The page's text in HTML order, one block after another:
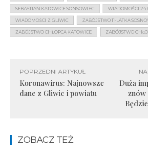
SEBASTIAN KATOWICE SONSOWIEC WIADOMOŚCI 24
WIADOMOŚCI Z GLIWIC ZABÓJSTWO 11-LATKA
ZABÓJSTWO CHŁOPCA KATOWICE ZABÓJSTWO
POPRZEDNI ARTYKUŁ
Koronawirus: Najnowsze
dane z Gliwic i powiatu
Duża
znów
ZOBACZ TEŻ